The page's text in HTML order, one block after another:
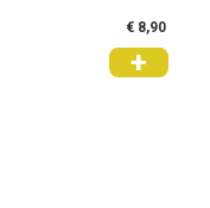
€ 8,90
+